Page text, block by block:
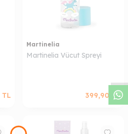
TL
Martinelia
Martinelia Vücut Spreyi
399,90 TL